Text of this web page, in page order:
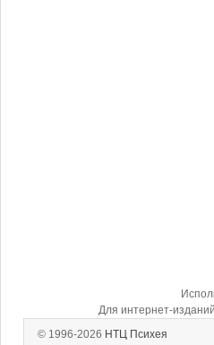
Для интернет-
© 1996-2026 НТЦ Психея